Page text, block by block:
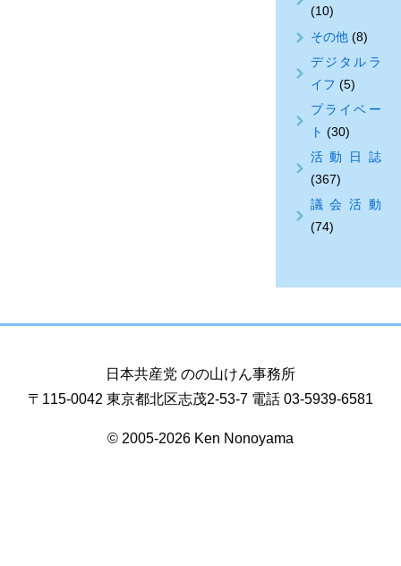
(10)
その他(8)
デジタルラ
イフ (5)
プライベー
ト (30)
活動日誌
(367)
議会活動
(74)
日本共産党 のの山けん事務所
〒115-0042 東京都北区志茂2-53-7 電話 03-5939-6581
© 2005-2026 Ken Nonoyama